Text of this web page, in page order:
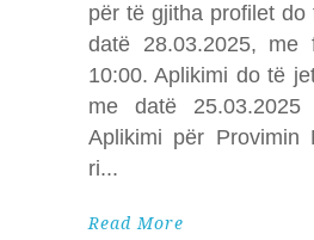
për të gjitha profilet do
datë 28.03.2025, me
10:00. Aplikimi do të
me datë
Aplikimi për Provimin
ri
Read More